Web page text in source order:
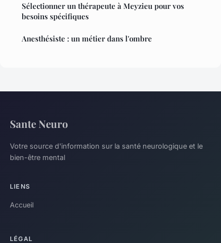
Sélectionner un thérapeute à Meyzieu pour vos
besoins spécifiques
Anesthésiste : un métier dans l'ombre
Sante Neuro
Votre source d'information sur la santé neurologique et le
bien-être mental
LIENS
Accueil
LÉGAL